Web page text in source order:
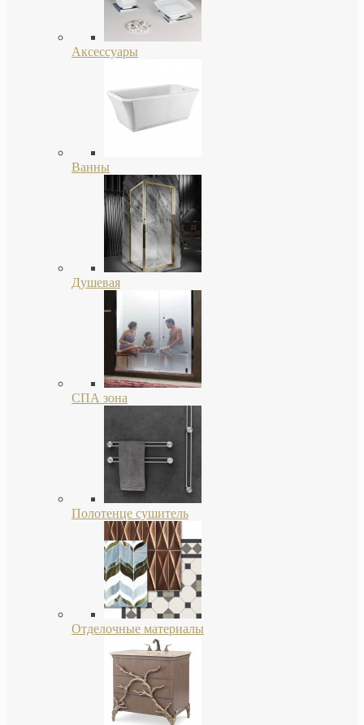
Аксессуары
Ванны
Душевая
СПА зона
Полотенце сушитель
Отделочные материалы